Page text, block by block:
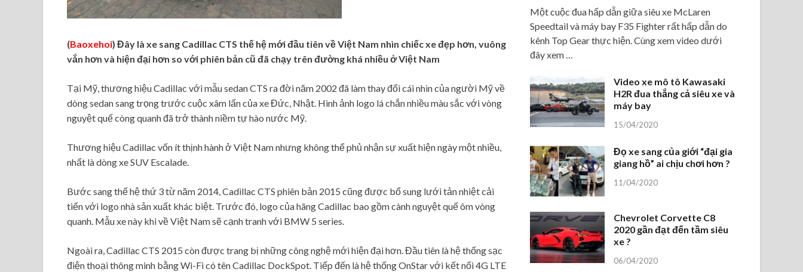
(Baoxehoi) Đây là xe sang Cadillac CTS thế hệ mới đầu tiên về Việt Nam nhìn chiếc xe đẹp hơn, vuông
vắn hơn và hiện đại hơn so với phiên bản cũ đã chạy trên đường khá nhiều ở Việt Nam
Tại Mỹ, thương hiệu Cadillac với mẫu sedan CTS ra đời năm 2002 đã làm thay đổi cái nhìn của người Mỹ về
dòng sedan sang trọng trước cuộc xâm lấn của xe Đức, Nhật. Hình ảnh logo lá chắn nhiều màu sắc với vòng
nguyệt quế còng quanh đã trở thành niềm tự hào nước Mỹ.
Thương hiệu Cadillac vốn ít thịnh hành ở Việt Nam nhưng không thể phủ nhận sự xuất hiện ngày một nhiều,
nhất là dòng xe SUV Escalade.
Bước sang thế hệ thứ 3 từ năm 2014, Cadillac CTS phiên bản 2015 cũng được bổ sung lưới tản nhiệt cải
tiến với logo nhà sản xuất khác biệt. Trước đó, logo của hãng Cadillac bao gồm cành nguyệt quế ôm vòng
quanh. Mẫu xe này khi về Việt Nam sẽ cạnh tranh với BMW 5 series.
Ngoài ra, Cadillac CTS 2015 còn được trang bị những công nghệ mới hiện đại hơn. Đầu tiên là hệ thống sạc
điện thoại thông minh bằng Wi-Fi có tên Cadillac DockSpot. Tiếp đến là hệ thống OnStar với kết nối 4G LTE
Một cuộc đua hấp dẫn giữa siêu xe McLaren
Speedtail và máy bay F35 Fighter rất hấp dẫn do
kênh Top Gear thực hiện. Cùng xem video dưới
đây xem …
Video xe mô tô Kawasaki
H2R đua thắng cả siêu xe và
máy bay
15/04/2020
Đọ xe sang của giới “đại gia
giang hồ” ai chịu chơi hơn ?
11/04/2020
Chevrolet Corvette C8
2020 gần đạt đến tầm siêu
xe ?
06/04/2020